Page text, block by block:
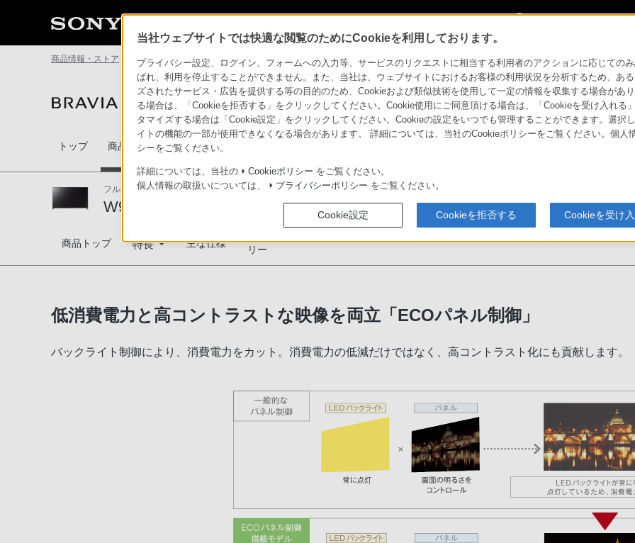
商品情報・ストア テレビ ブラビア W950Bシリーズ 特長 : 節電機能
テレビ ブラビア 製品のアクセ
トップ 商品一覧 関連商品 比較表
ソニーストア
フルハイビジョン液晶テレビ
W950Bシリーズ
W950Bシリーズ
商品トップ 特長
高音質
快速設計
主な仕様
リー
低消費電力と高コントラストな映像を両立「ECOパネル制御」
バックライト制御により、消費電力をカット。消費電力の低減だけではなく、高コントラスト化にも貢献します。
当社ウェブサイトでは快適な閲覧のためにCookieを利用しております。
プライバシー設定、ログイン、フォームへの入力等、サービスのリクエストに相当する利用者のアクションに応じての
ばれ、利用を停止することができません。また、当社は、ウェブサイトにおけるお客様の利用状況を分析するため、あ
ズされたサービス・広告を提供する等の目的のため、Cookieおよび類似技術を使用して一定の情報を収集する場合があ
る場合は、「Cookieを拒否する」をクリックしてください。Cookie使用にご同意頂ける場合は、「Cookieを受け入れる
タマイズする場合は「Cookie設定」をクリックしてください。Cookieの設定をいつでも管理することができます。選択
イトの機能の一部が使用できなくなる場合があります。 詳細については、当社のCookieポリシーをご覧ください。個人
シーをご覧ください。
詳細については、当社の Cookieポリシー をご覧ください。
個人情報の取扱いについては、
プライバシーポリシー をご覧ください。
Cookie設定 Cookieを拒否する Cookieを受け